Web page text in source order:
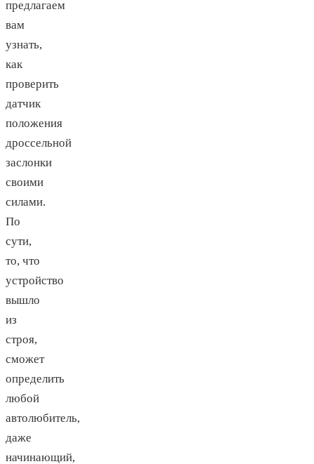
предлагаем
вам
узнать,
как
проверить
датчик
положения
дроссельной
заслонки
своими
силами.
По
сути,
то, что
устройство
вышло
из
строя,
сможет
определить
любой
автолюбитель,
даже
начинающий,